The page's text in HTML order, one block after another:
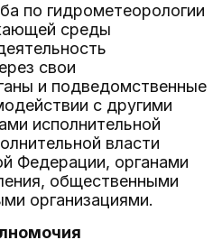
по гидрометеорологии
среды
свои
и подведомственные
с другими
исполнительной
власти
Федерации, органами
общественными
организациями.